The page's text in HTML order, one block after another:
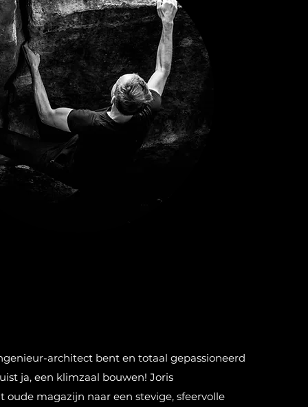
architect bent en totaal gepassioneerd
ja, een klimzaal bouwen! Joris
oude magazijn naar een stevige, sfeervolle